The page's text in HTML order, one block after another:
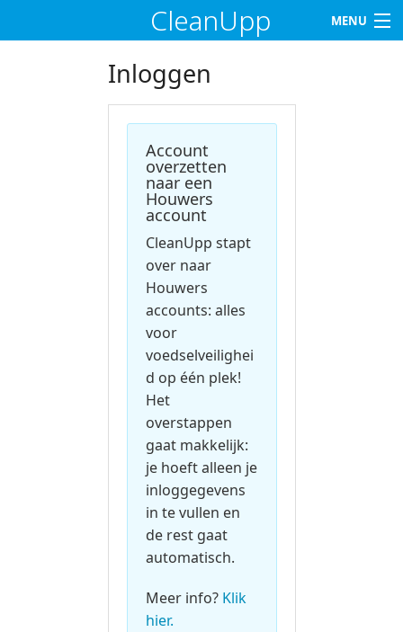
CleanUpp MENU
Home
Functies
Klanten
Tarieven
Support
Contact
Klant worden
Log in
Inloggen
Account
overzetten
naar een
Houwers
account
CleanUpp stapt
over naar
Houwers
accounts: alles
voor
voedselveilighei
d op één plek!
Het
overstappen
gaat makkelijk:
je hoeft alleen je
inloggegevens
in te vullen en
de rest gaat
automatisch.
Meer info? Klik
hier.